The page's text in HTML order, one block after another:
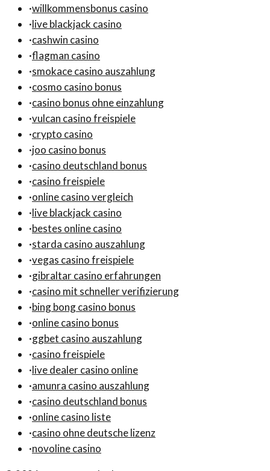
·willkommensbonus casino
·live blackjack casino
·cashwin casino
·flagman casino
·smokace casino auszahlung
·cosmo casino bonus
·casino bonus ohne einzahlung
·vulcan casino freispiele
·crypto casino
·joo casino bonus
·casino deutschland bonus
·casino freispiele
·online casino vergleich
·live blackjack casino
·bestes online casino
·starda casino auszahlung
·vegas casino freispiele
·gibraltar casino erfahrungen
·casino mit schneller verifizierung
·bing bong casino bonus
·online casino bonus
·ggbet casino auszahlung
·casino freispiele
·live dealer casino online
·amunra casino auszahlung
·casino deutschland bonus
·online casino liste
·casino ohne deutsche lizenz
·novoline casino